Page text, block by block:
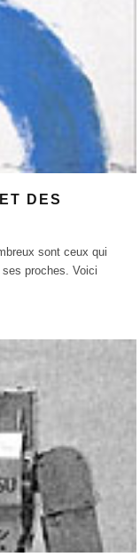
DES
sont ceux qui
proches. Voici